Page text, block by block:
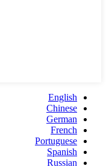
English
Chinese
German
French
Portuguese
Spanish
Russian